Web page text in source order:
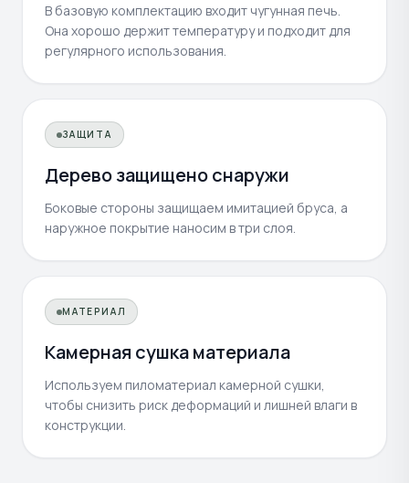
В базовую комплектацию входит чугунная печь.
Она хорошо держит температуру и подходит для
регулярного использования.
ЗАЩИТА
Дерево защищено снаружи
Боковые стороны защищаем имитацией бруса, а
наружное покрытие наносим в три слоя.
МАТЕРИАЛ
Камерная сушка материала
Используем пиломатериал камерной сушки,
чтобы снизить риск деформаций и лишней влаги в
конструкции.